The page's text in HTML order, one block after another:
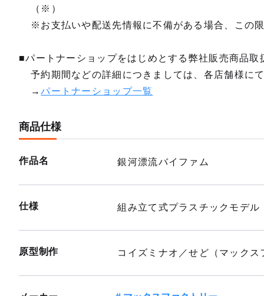
（※）
※お支払いや配送先情報に不備がある場合、この
■パートナーショップをはじめとする弊社販売商品取
予約期間などの詳細につきましては、各店舗様に
→パートナーショップ一覧
商品仕様
作品名 銀河漂流バイファム
仕様 組み立て式プラスチックモデ
原型制作 コイズミナオ／せど（マックス